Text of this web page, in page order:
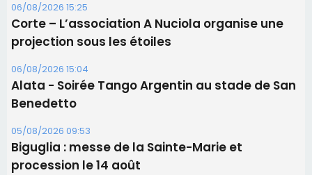
06/08/2026 15:25
Corte – L’association A Nuciola organise une
projection sous les étoiles
06/08/2026 15:04
Alata - Soirée Tango Argentin au stade de San
Benedetto
05/08/2026 09:53
Biguglia : messe de la Sainte-Marie et
procession le 14 août